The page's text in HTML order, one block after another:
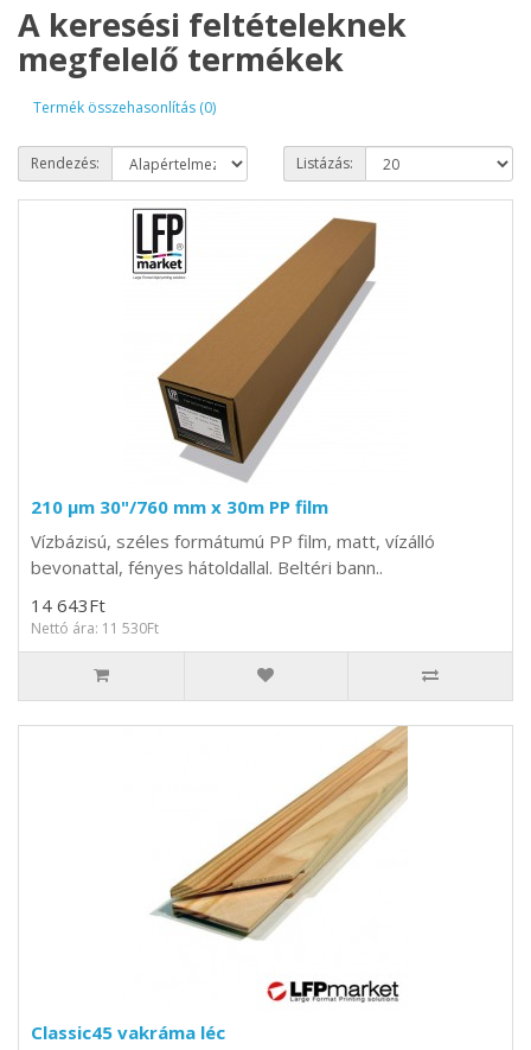
A keresési feltételeknek
megfelelő termékek
Termék összehasonlítás (0)
Rendezés: Listázás:
210 µm 30"/760 mm x 30m PP film
Vízbázisú, széles formátumú PP film, matt, vízálló
bevonattal, fényes hátoldallal. Beltéri bann..
14 643Ft
Nettó ára: 11 530Ft
Classic45 vakráma léc